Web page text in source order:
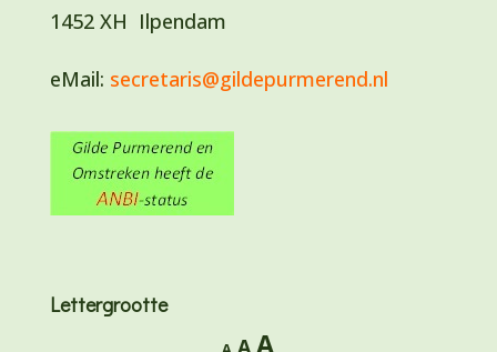
1452 XH Ilpendam
eMail: secretaris@gildepurmerend.nl
Lettergrootte
Lettertype
ALettertype
ALettertype